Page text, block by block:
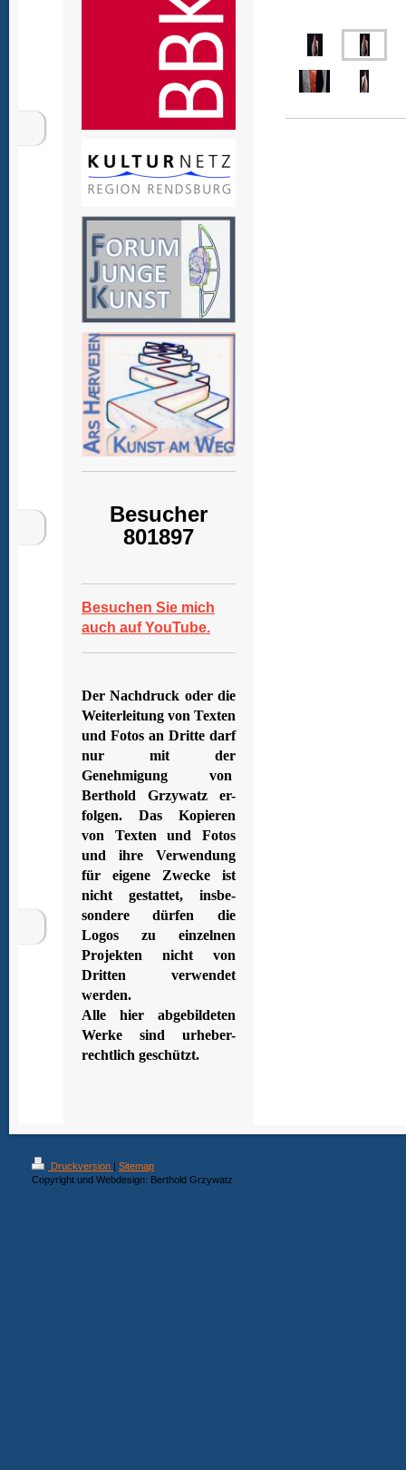
Besucher
801897
Besuchen Sie mich
auch auf YouTube.
Der Nachdruck oder die
Weiterleitung von Texten
und Fotos an Dritte darf
nur mit der
Genehmigung von
Berthold Grzywatz er-
folgen. Das Kopieren
von Texten und Fotos
und ihre Verwendung
für eigene Zwecke ist
nicht gestattet, insbe-
sondere dürfen die
Logos zu einzelnen
Projekten nicht von
Dritten verwendet
werden.
Alle hier abgebildeten
Werke sind urheber-
rechtlich geschützt.
Druckversion | Sitemap
Copyright und Webdesign: Berthold Grzywatz